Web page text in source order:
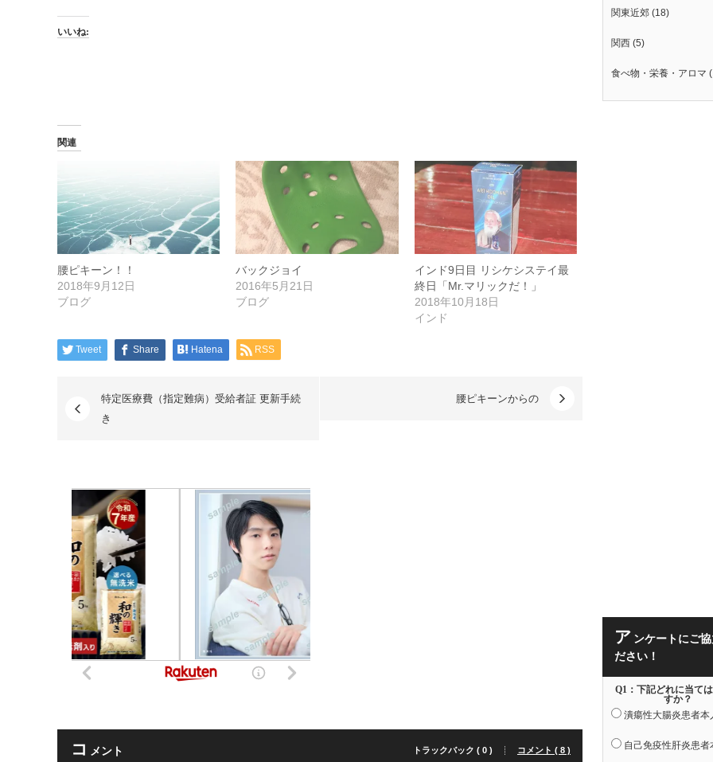
いいね:
関連
腰ピキーン！！
2018年9月12日
ブログ
バックジョイ
2016年5月21日
ブログ
インド9日目 リシケシステイ最
終日「Mr.マリックだ！」
2018年10月18日
インド
Tweet Share Hatena RSS
特定医療費（指定難病）受給者証 更新手続
き
腰ピキーンからの
コ メント トラックバック ( 0 ) コメント ( 8 )
関東近郊 (18)
関西 (5)
食べ物・栄養・アロマ
ア ンケートにご
ださい！
Q1：下記どれに当て
すか？
潰瘍性大腸炎患者本
自己免疫性肝炎患者